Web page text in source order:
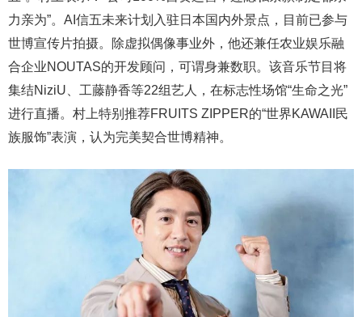
力亲为”。AI信五未来计划入驻日本国内外景点，目前已参与
世博宣传片拍摄。除虚拟偶像事业外，他还兼任农业娱乐融
合企业NOUTAS的开发顾问，可谓身兼数职。该音乐节目将
集结NiziU、工藤静香等22组艺人，在标志性场馆“生命之光”
进行直播。村上特别推荐FRUITS ZIPPER的“世界KAWAII民
族服饰”表演，认为完美契合世博精神。